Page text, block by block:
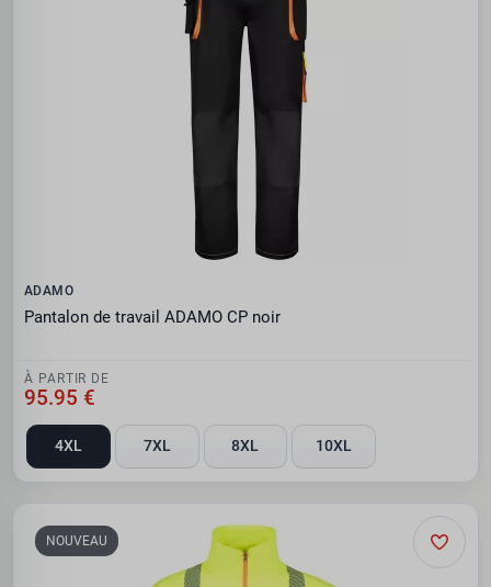
ADAMO
Pantalon de travail ADAMO CP noir
À PARTIR DE
95.95 €
4XL 7XL 8XL 10XL
NOUVEAU